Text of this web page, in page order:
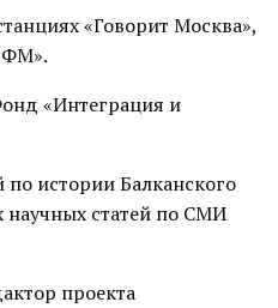
«Говорит Москва»,
ФМ».
«Интеграция и
истории Балканского
научных статей по СМИ
проекта